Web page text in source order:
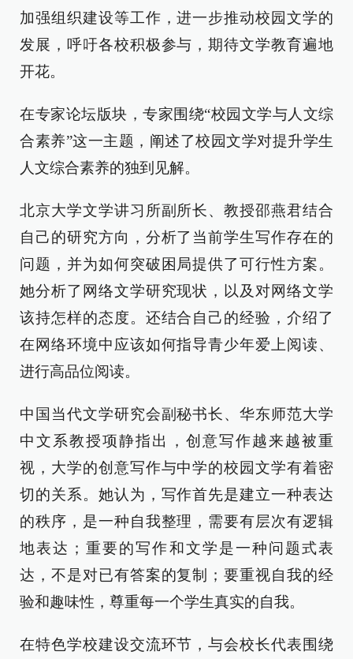
加强组织建设等工作，进一步推动校园文学的
发展，呼吁各校积极参与，期待文学教育遍地
开花。
在专家论坛版块，专家围绕“校园文学与人文综
合素养”这一主题，阐述了校园文学对提升学生
人文综合素养的独到见解。
北京大学文学讲习所副所长、教授邵燕君结合
自己的研究方向，分析了当前学生写作存在的
问题，并为如何突破困局提供了可行性方案。
她分析了网络文学研究现状，以及对网络文学
该持怎样的态度。还结合自己的经验，介绍了
在网络环境中应该如何指导青少年爱上阅读、
进行高品位阅读。
中国当代文学研究会副秘书长、华东师范大学
中文系教授项静指出，创意写作越来越被重
视，大学的创意写作与中学的校园文学有着密
切的关系。她认为，写作首先是建立一种表达
的秩序，是一种自我整理，需要有层次有逻辑
地表达；重要的写作和文学是一种问题式表
达，不是对已有答案的复制；要重视自我的经
验和趣味性，尊重每一个学生真实的自我。
在特色学校建设交流环节，与会校长代表围绕